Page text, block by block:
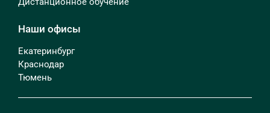
Наши офисы
Екатеринбург
Краснодар
Тюмень